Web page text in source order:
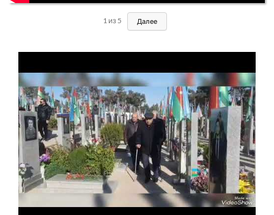
1 из5 Далее